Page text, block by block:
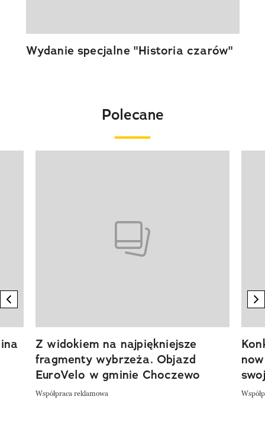
Wydanie specjalne "Historia czarów"
Polecane
previous element
Z widokiem na najpiękniejsze
fragmenty wybrzeża. Objazd
EuroVelo w gminie Choczewo
Współpraca reklamowa